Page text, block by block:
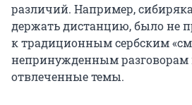
различий. Например,
держать дистанцию, было не
к традиционным сербским
непринужденным разговорам
отвлеченные темы.